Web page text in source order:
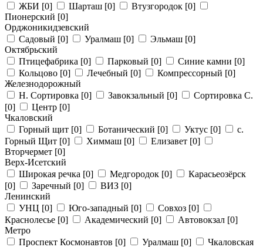
ЖБИ [0] Шарташ [0] Втузгородок [0]
Пионерский [0]
Орджоникидзевский
Садовый [0] Уралмаш [0] Эльмаш [0]
Октябрьский
Птицефабрика [0] Парковый [0] Синие камни [0]
Кольцово [0] Лечебный [0] Компрессорный [0]
Железнодорожный
Н. Сортировка [0] Завокзальный [0]
Сортировка С.
[0]
Центр [0]
Чкаловский
Горный щит [0] Ботанический [0] Уктус [0]
с.
Горный Щит [0] Химмаш [0] Елизавет [0]
Вторчермет [0]
Верх-Исетский
Широкая речка [0] Медгородок [0]
Карасьеозёрск
[0]
Заречный [0] ВИЗ [0]
Ленинский
УНЦ [0] Юго-западный [0] Совхоз [0]
Краснолесье [0] Академический [0] Автовокзал [0]
Метро
Проспект Космонавтов [0] Уралмаш [0]
Чкаловская